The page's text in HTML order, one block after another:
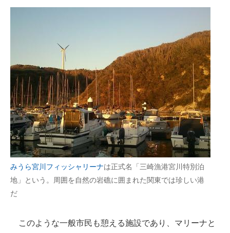
みうら宮川フィッシャリーナは正式名「三崎漁港宮川特別泊
地」という。周囲を自然の岩礁に囲まれた関東では珍しい港
だ
このような一般市民も憩える施設であり、マリーナと